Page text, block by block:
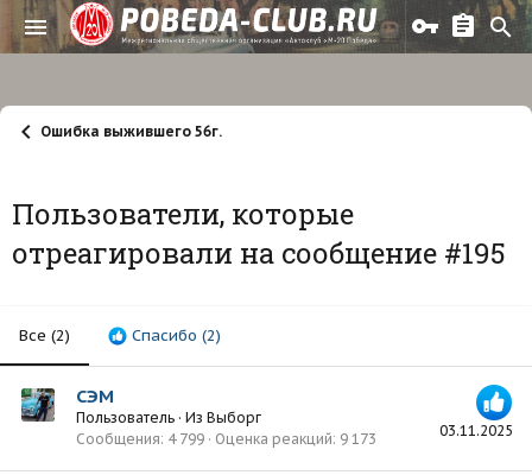
Ошибка выжившего 56г.
Пользователи, которые
отреагировали на сообщение #195
Все (2) Спасибо (2)
03.11.2025
СЭМ
Пользователь · Из Выборг
Сообщения 4 799 Оценка реакций 9 173